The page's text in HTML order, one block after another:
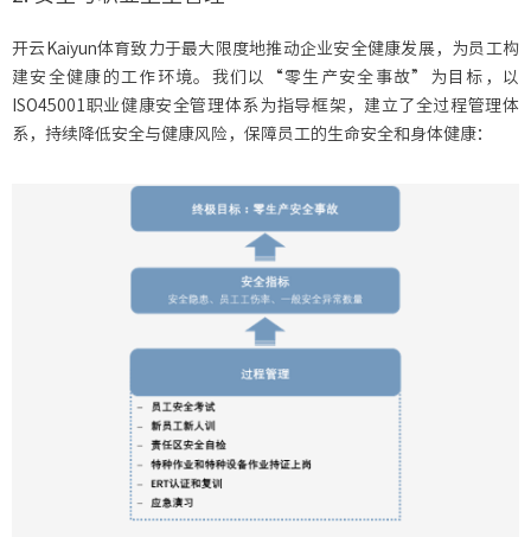
开云Kaiyun体育致力于最大限度地推动企业安全健康发展，为员工构
建安全健康的工作环境。我们以“零生产安全事故”为目标，以
ISO45001职业健康安全管理体系为指导框架，建立了全过程管理体
系，持续降低安全与健康风险，保障员工的生命安全和身体健康：